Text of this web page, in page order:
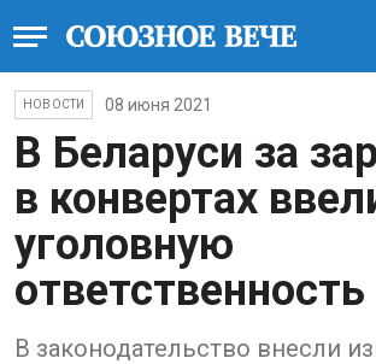
НОВОСТИ 08 июня 2021
В Беларуси за
в конвертах
уголовную
ответственность
В законодательство внесли